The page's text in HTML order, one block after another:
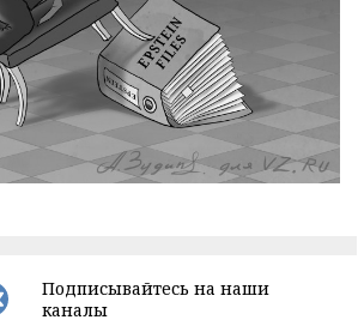
Подписывайтесь на наши
каналы